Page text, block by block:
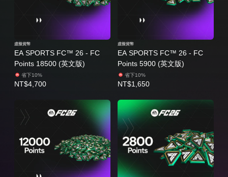
EA SPORTS FC™ 26 - FC
Points 18500 (英文版)
虛擬貨幣
省下10%
NT$4,700
EA SPORTS FC™ 26 - FC
Points 5900 (英文版)
虛擬貨幣
省下10%
NT$1,650